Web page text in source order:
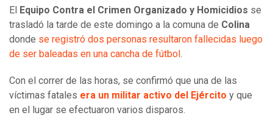
El Equipo Contra el Crimen Organizado y Homicidios se
trasladó la tarde de este domingo a la comuna de Colina
donde se registró dos personas resultaron fallecidas luego
de ser baleadas en una cancha de fútbol .
Con el correr de las horas, se confirmó que una de las
víctimas fatales era un militar activo del Ejército y que
en el lugar se efectuaron varios disparos.